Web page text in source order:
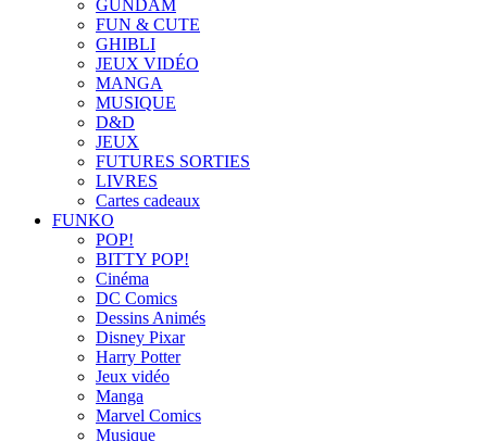
GUNDAM
FUN & CUTE
GHIBLI
JEUX VIDÉO
MANGA
MUSIQUE
D&D
JEUX
FUTURES SORTIES
LIVRES
Cartes cadeaux
FUNKO
POP!
BITTY POP!
Cinéma
DC Comics
Dessins Animés
Disney Pixar
Harry Potter
Jeux vidéo
Manga
Marvel Comics
Musique